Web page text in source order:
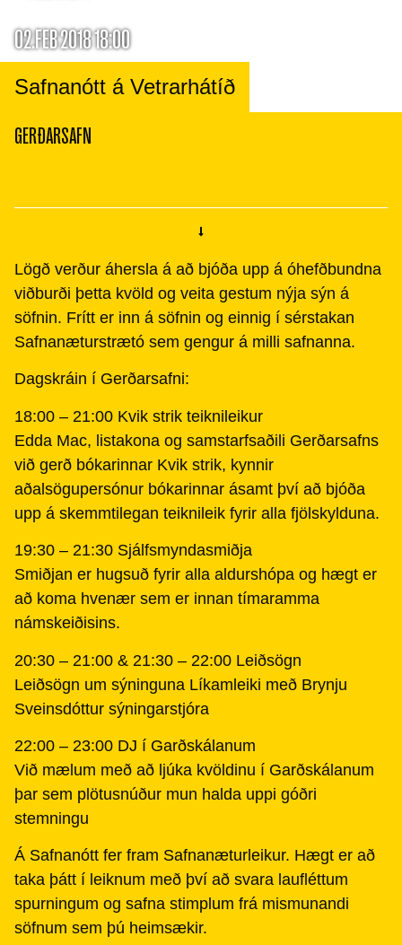
02.FEB 2018 18:00
Safnanótt á Vetrarhátíð
GERÐARSAFN
Lögð verður áhersla á að bjóða upp á óhefðbundna
viðburði þetta kvöld og veita gestum nýja sýn á
söfnin. Frítt er inn á söfnin og einnig í sérstakan
Safnanæturstrætó sem gengur á milli safnanna.
Dagskráin í Gerðarsafni:
18:00 – 21:00 Kvik strik teiknileikur
Edda Mac, listakona og samstarfsaðili Gerðarsafns
við gerð bókarinnar Kvik strik, kynnir
aðalsögupersónur bókarinnar ásamt því að bjóða
upp á skemmtilegan teiknileik fyrir alla fjölskylduna.
19:30 – 21:30 Sjálfsmyndasmiðja
Smiðjan er hugsuð fyrir alla aldurshópa og hægt er
að koma hvenær sem er innan tímaramma
námskeiðisins.
20:30 – 21:00 & 21:30 – 22:00 Leiðsögn
Leiðsögn um sýninguna Líkamleiki með Brynju
Sveinsdóttur sýningarstjóra
22:00 – 23:00 DJ í Garðskálanum
Við mælum með að ljúka kvöldinu í Garðskálanum
þar sem plötusnúður mun halda uppi góðri
stemningu
Á Safnanótt fer fram Safnanæturleikur. Hægt er að
taka þátt í leiknum með því að svara laufléttum
spurningum og safna stimplum frá mismunandi
söfnum sem þú heimsækir.